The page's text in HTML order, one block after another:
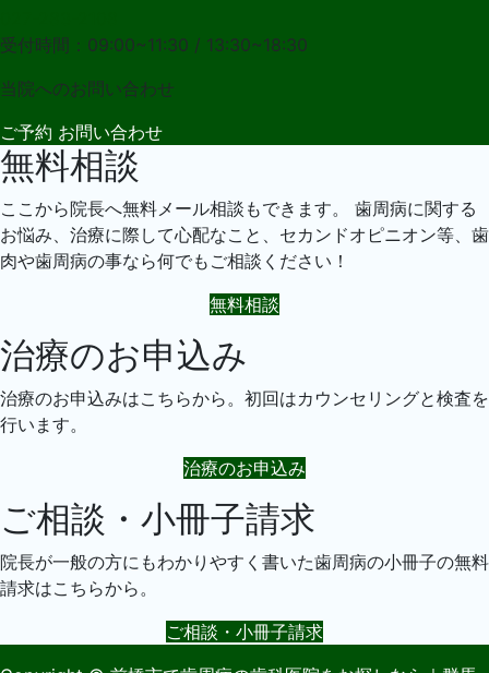
受付時間：09:00~11:30 / 13:30~18:30
当院へのお問い合わせ
ご予約 お問い合わせ
無料相談
ここから院長へ無料メール相談もできます。 歯周病に関する
お悩み、治療に際して心配なこと、セカンドオピニオン等、歯
肉や歯周病の事なら何でもご相談ください！
無料相談
治療のお申込み
治療のお申込みはこちらから。初回はカウンセリングと検査を
行います。
治療のお申込み
ご相談・小冊子請求
院長が一般の方にもわかりやすく書いた歯周病の小冊子の無料
請求はこちらから。
ご相談・小冊子請求